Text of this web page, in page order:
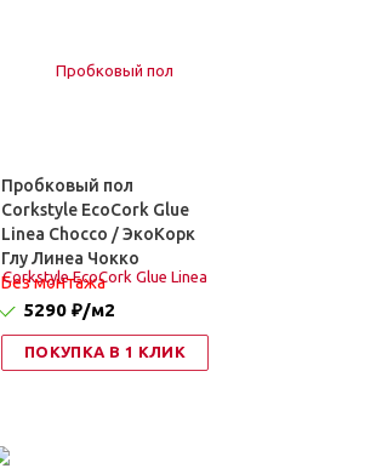
Пробковый пол
Corkstyle EcoCork Glue
Linea Chocco / ЭкоКорк
Глу Линеа Чокко
Без монтажа
5290 ₽/м2
ПОКУПКА В 1 КЛИК